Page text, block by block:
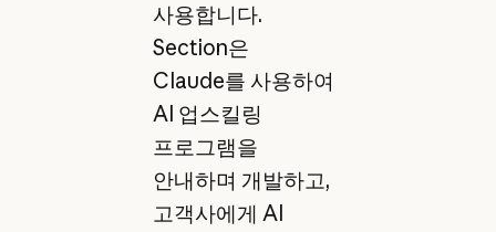
사용합니다.
Section은
Claude를 사용하여
AI 업스킬링
프로그램을
안내하며 개발하고,
고객사에게 AI